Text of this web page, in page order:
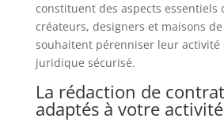
constituent des aspects essentiels
créateurs, designers et maisons
souhaitent pérenniser leur activité
juridique sécurisé.
La rédaction de
adaptés à votre activité